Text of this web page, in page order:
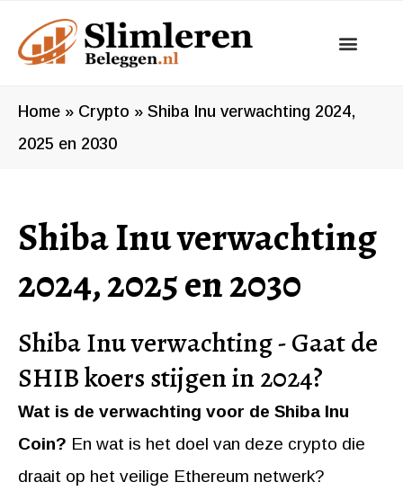
naar
inhoud
Home » Crypto » Shiba Inu verwachting 2024,
2025 en 2030
Shiba Inu verwachting
2024, 2025 en 2030
Shiba Inu verwachting - Gaat de
SHIB koers stijgen in 2024?
Wat is de verwachting voor de Shiba Inu
Coin? En wat is het doel van deze crypto die
draait op het veilige Ethereum netwerk?